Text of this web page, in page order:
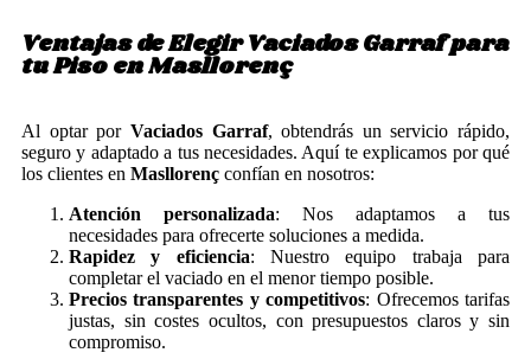
Ventajas de Elegir Vaciados Garraf para
tu Piso en Masllorenç
Al optar por Vaciados Garraf, obtendrás un servicio rápido,
seguro y adaptado a tus necesidades. Aquí te explicamos por qué
los clientes en Masllorenç confían en nosotros:
Atención personalizada: Nos adaptamos a tus
necesidades para ofrecerte soluciones a medida.
Rapidez y eficiencia: Nuestro equipo trabaja para
completar el vaciado en el menor tiempo posible.
Precios transparentes y competitivos: Ofrecemos tarifas
justas, sin costes ocultos, con presupuestos claros y sin
compromiso.